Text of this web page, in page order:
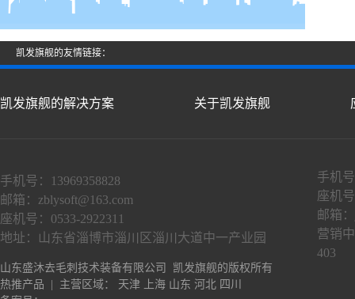
凯发旗舰的友情链接：
凯发旗舰的解决方案 关于凯发旗舰
手机号：13969358828
邮箱： zblysoft@163.com
座机号：0533-2922311
地址：山东省淄博市淄川区淄川大道中一产业园
手机
座机
邮箱：
营销
403
山东盛沐去毛刺技术装备有限公司 凯发旗舰的版权所有
热推产品 | 主营区域： 天津 上海 山东 河北 四川